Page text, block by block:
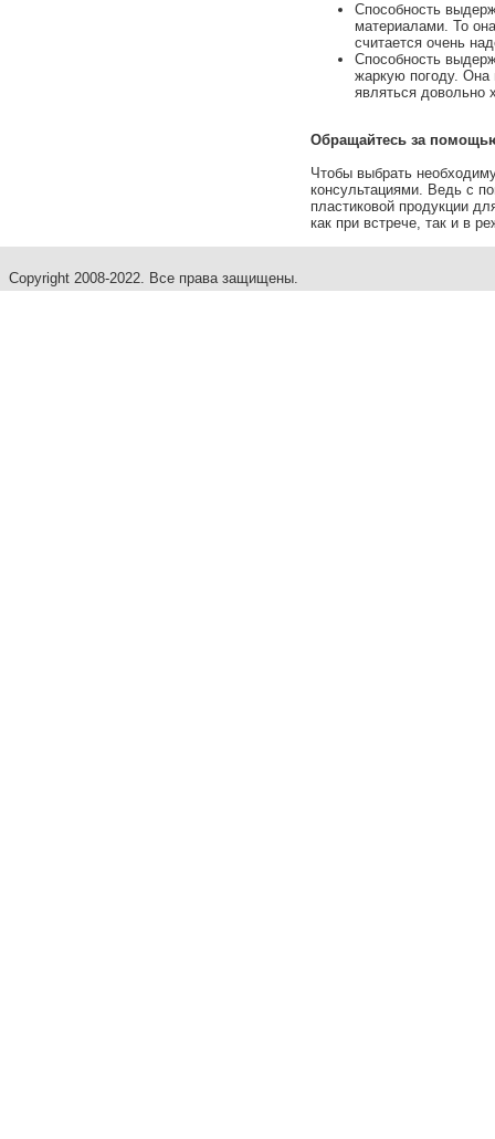
Способность
материалами. То
считается очень
Способность
жаркую погоду. Она
являться довольно
Обращайтесь за
Чтобы выбрать
консультациями. Ведь с
пластиковой продукции
как при встрече, так и в
Copyright 2008-2022. Все права защищены.